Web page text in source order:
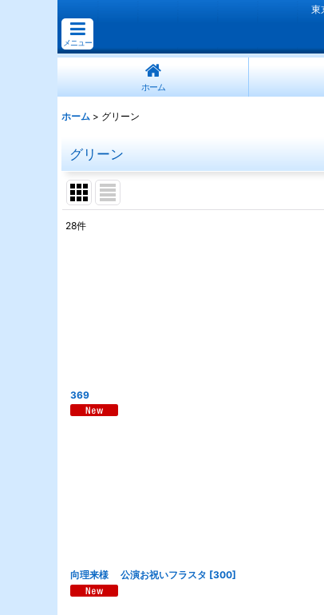
東
メニュー
ホーム
ホーム > グリーン
グリーン
28件
369
向理来様 公演お祝いフラスタ [300]